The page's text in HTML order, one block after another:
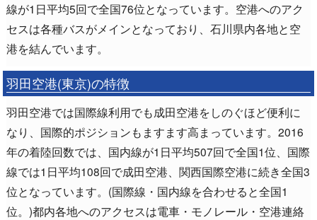
線が1日平均5回で全国76位となっています。空港へのアク
セスは各種バスがメインとなっており、石川県内各地と空
港を結んでいます。
羽田空港(東京)の特徴
羽田空港では国際線利用でも成田空港をしのぐほど便利に
なり、国際的ポジションもますます高まっています。2016
年の着陸回数では、国内線が1日平均507回で全国1位、国際
線では1日平均108回で成田空港、関西国際空港に続き全国3
位となっています。(国際線・国内線を合わせると全国1
位。)都内各地へのアクセスは電車・モノレール・空港連絡